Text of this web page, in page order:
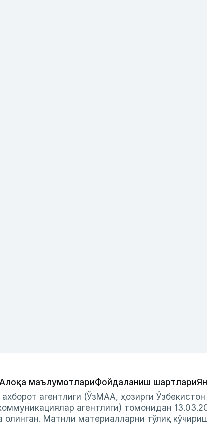
маълумотлариФойдаланиш шартлари
агентлиги (ЎзМАА, ҳозирги
агентлиги) томонидан
Матнли материалларни тўлиқ